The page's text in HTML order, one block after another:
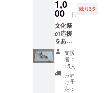
1,0
00 円
残り35
文化祭
の応援
をあり
がと
う。サ
キュー
ター。
支援
者：
15人
お届
け予
定：